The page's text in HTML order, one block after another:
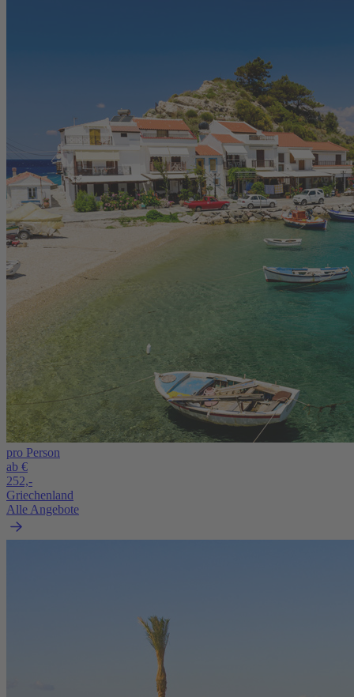
pro Person
ab €
252,-
Griechenland
Alle Angebote